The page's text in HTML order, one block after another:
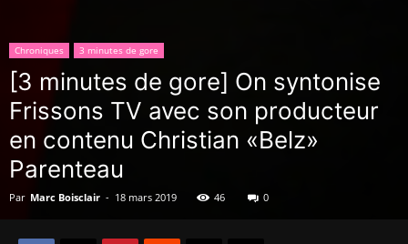
Chroniques 3 minutes de gore
[3 minutes de gore] On syntonise
Frissons TV avec son producteur
en contenu Christian «Belz»
Parenteau
Par Marc Boisclair - 18 mars 2019 46 0